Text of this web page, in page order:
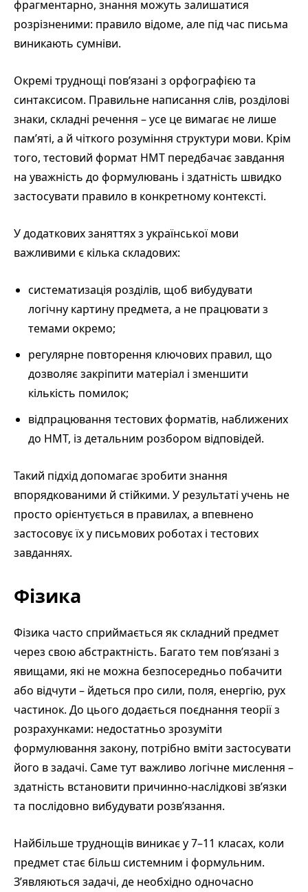
фрагментарно, знання можуть залишатися
розрізненими: правило відоме, але під час письма
виникають сумніви.
Окремі труднощі пов’язані з орфографією та
синтаксисом. Правильне написання слів, розділові
знаки, складні речення – усе це вимагає не лише
пам’яті, а й чіткого розуміння структури мови. Крім
того, тестовий формат НМТ передбачає завдання
на уважність до формулювань і здатність швидко
застосувати правило в конкретному контексті.
У додаткових заняттях з української мови
важливими є кілька складових:
систематизація розділів, щоб вибудувати
логічну картину предмета, а не працювати з
темами окремо;
регулярне повторення ключових правил, що
дозволяє закріпити матеріал і зменшити
кількість помилок;
відпрацювання тестових форматів, наближених
до НМТ, із детальним розбором відповідей.
Такий підхід допомагає зробити знання
впорядкованими й стійкими. У результаті учень не
просто орієнтується в правилах, а впевнено
застосовує їх у письмових роботах і тестових
завданнях.
Фізика
Фізика часто сприймається як складний предмет
через свою абстрактність. Багато тем пов’язані з
явищами, які не можна безпосередньо побачити
або відчути – йдеться про сили, поля, енергію, рух
частинок. До цього додається поєднання теорії з
розрахунками: недостатньо зрозуміти
формулювання закону, потрібно вміти застосувати
його в задачі. Саме тут важливо логічне мислення –
здатність встановити причинно-наслідкові зв’язки
та послідовно вибудувати розв’язання.
Найбільше труднощів виникає у 7–11 класах, коли
предмет стає більш системним і формульним.
З’являються задачі, де необхідно одночасно